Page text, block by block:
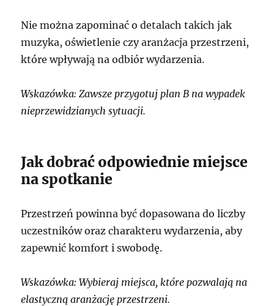
Nie można zapominać o detalach takich jak
muzyka, oświetlenie czy aranżacja przestrzeni,
które wpływają na odbiór wydarzenia.
Wskazówka: Zawsze przygotuj plan B na wypadek
nieprzewidzianych sytuacji.
Jak dobrać odpowiednie miejsce
na spotkanie
Przestrzeń powinna być dopasowana do liczby
uczestników oraz charakteru wydarzenia, aby
zapewnić komfort i swobodę.
Wskazówka: Wybieraj miejsca, które pozwalają na
elastyczną aranżację przestrzeni.